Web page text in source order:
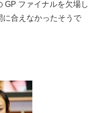
GP ファイナルを欠場し
に合えなかったそうで